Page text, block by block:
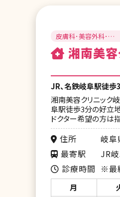
皮膚科･美容外科･美
容皮膚科湘南美
JR、名鉄岐阜駅徒歩
湘南美容クリニック
阜駅徒歩3分の好立地
ドクター希望の方は
住所
岐阜
最寄駅
JR
診療時間 ※最
月